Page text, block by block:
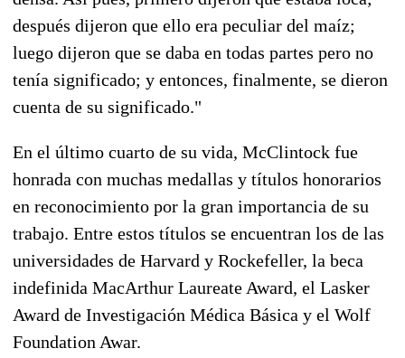
después dijeron que ello era peculiar del maíz;
luego dijeron que se daba en todas partes pero no
tenía significado; y entonces, finalmente, se dieron
cuenta de su significado."
En el último cuarto de su vida, McClintock fue
honrada con muchas medallas y títulos honorarios
en reconocimiento por la gran importancia de su
trabajo. Entre estos títulos se encuentran los de las
universidades de Harvard y Rockefeller, la beca
indefinida MacArthur Laureate Award, el Lasker
Award de Investigación Médica Básica y el Wolf
Foundation Awar.